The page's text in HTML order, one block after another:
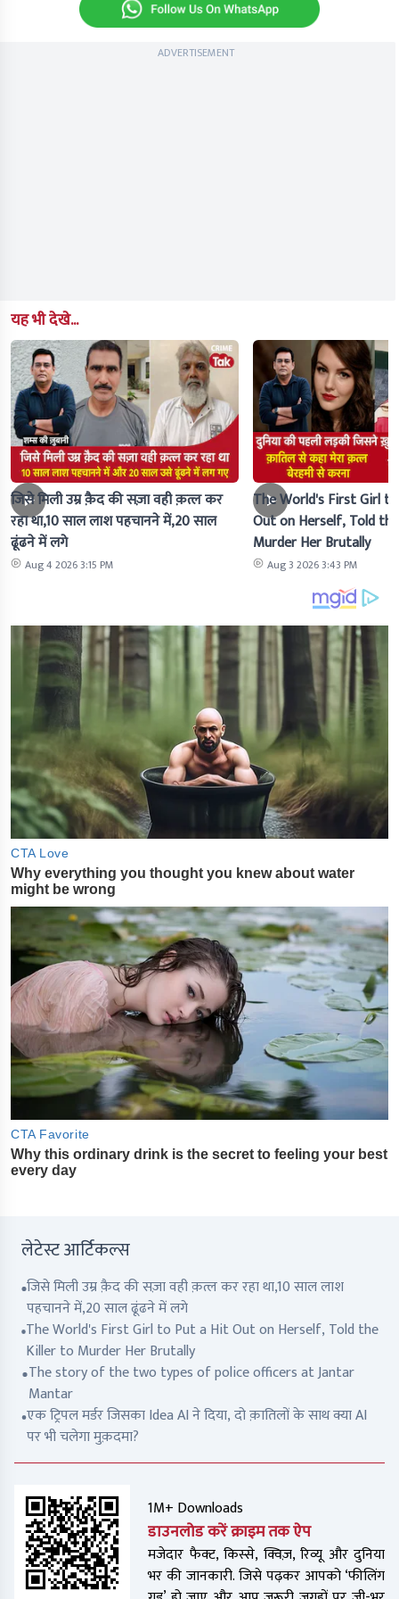
ADVERTISEMENT
यह भी देखे...
जिसे मिली उम्र क़ैद की सज़ा वही क़त्ल कर
रहा था,10 साल लाश पहचानने में,20 साल
ढूंढने में लगे
Aug 4 2026 3:15 PM
The World's First Girl
Out on Herself, Told
Murder Her Brutally
Aug 3 2026 3:43 PM
लेटेस्ट आर्टिकल्स
जिसे मिली उम्र क़ैद की सज़ा वही क़त्ल कर रहा था,10 साल लाश
पहचानने में,20 साल ढूंढने में लगे
The World's First Girl to Put a Hit Out on Herself, Told the
Killer to Murder Her Brutally
The story of the two types of police officers at Jantar
Mantar
एक ट्रिपल मर्डर जिसका Idea AI ने दिया, दो क़ातिलों के साथ क्या AI
पर भी चलेगा मुक़दमा?
1M+ Downloads
डाउनलोड करें क्राइम तक ऐप
मजेदार फैक्ट, किस्से, क्विज़, रिव्यू और दुनिया
भर की जानकारी. जिसे पढ़कर आपको ‘फीलिंग